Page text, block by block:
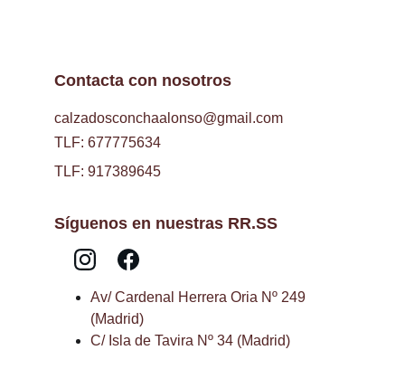
Contacta con nosotros
calzadosconchaalonso@gmail.com
Síguenos en nuestras RR.SS
TLF: 677775634
TLF: 917389645
Av/ Cardenal Herrera Oria Nº 249
(Madrid)
C/ Isla de Tavira Nº 34 (Madrid)